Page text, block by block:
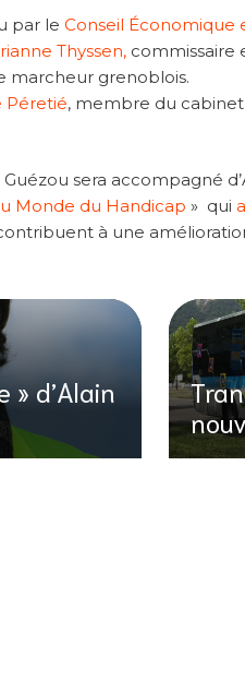
par le Conseil Économique
Thyssen, commissaire
marcheur grenoblois.
Péretié, membre du
sera accompagné
Monde du Handicap » qui
à une
» d’Alain